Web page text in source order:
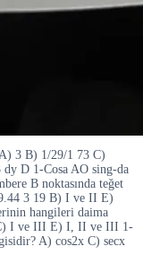
3 B) 1/29/1 73 C)
D 1-Cosa AO sing-da
B noktasında teğet
3 19 B) I ve II E)
hangileri daima
I ve III E) I, II ve III 1-
A) cos2x C) secx